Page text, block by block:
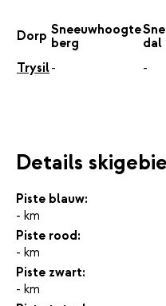
Dorp Sneeuwhoogte
berg
dal
Trysil- -
Details
Piste blauw:
- km
Piste rood:
- km
Piste zwart:
- km